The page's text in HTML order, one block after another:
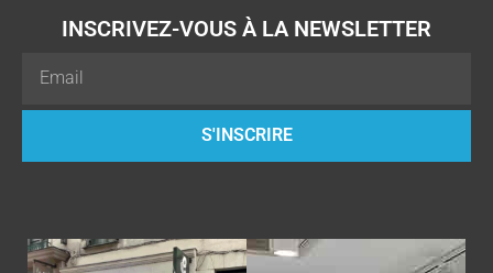
INSCRIVEZ-VOUS À LA NEWSLETTER
S'INSCRIRE